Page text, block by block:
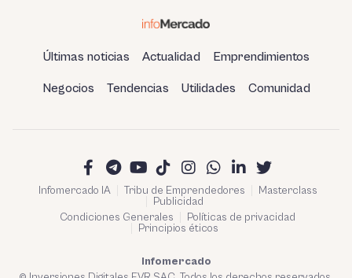
Últimas noticias Actualidad Emprendimientos
Negocios Tendencias Utilidades Comunidad
Infomercado IA Tribu de Emprendedores
Masterclass
Publicidad
Condiciones Generales
Políticas de privacidad
Principios éticos
Infomercado